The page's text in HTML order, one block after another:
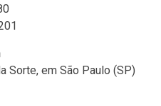
Sorte, em São Paulo (SP)